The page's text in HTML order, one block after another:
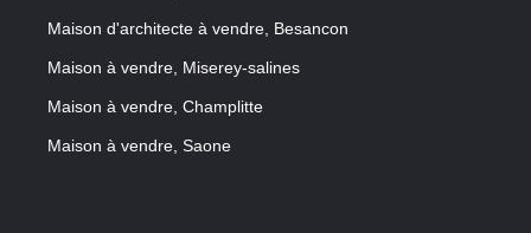
Maison d'architecte à vendre, Besancon
Maison à vendre, Miserey-salines
Maison à vendre, Champlitte
Maison à vendre, Saone